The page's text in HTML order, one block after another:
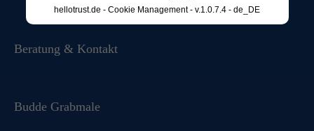
Beratung & Kontakt
Budde Grabmale
hellotrust.de - Cookie Management - v.1.0.7.4 - de_DE